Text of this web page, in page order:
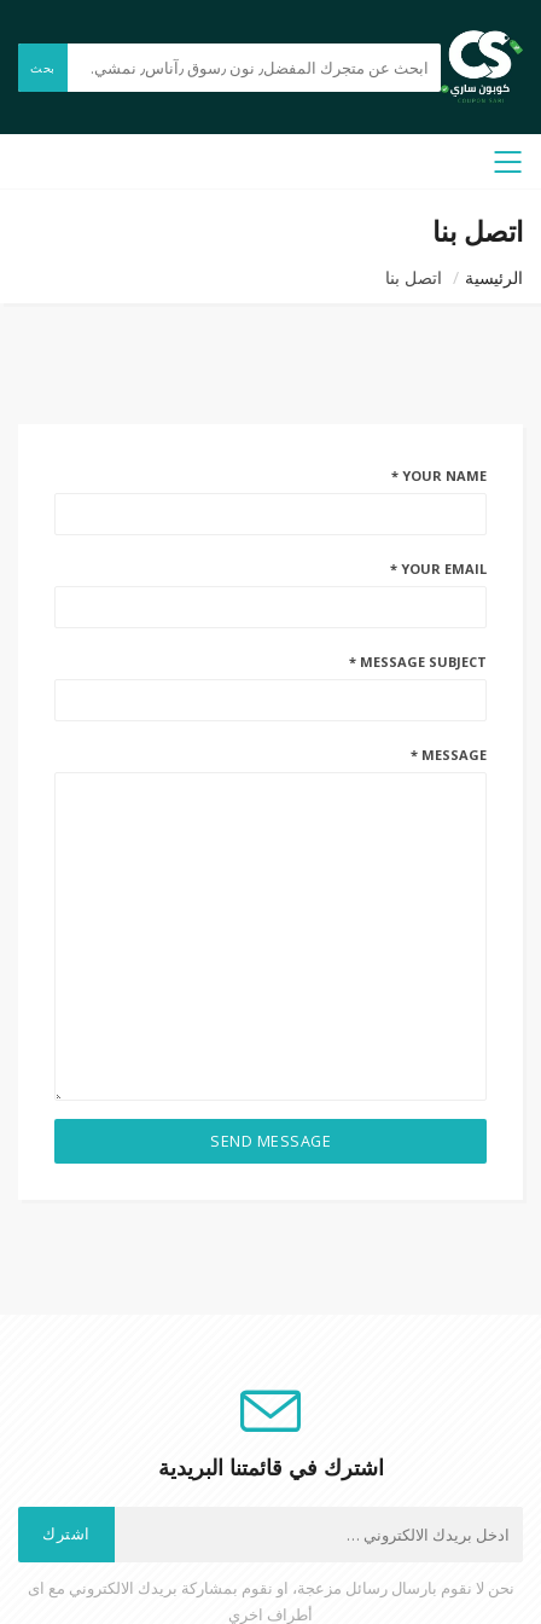
بحث
اتصل بنا
الرئيسية اتصل بنا
YOUR NAME *
YOUR EMAIL *
MESSAGE SUBJECT *
MESSAGE *
SEND MESSAGE
اشترك في قائمتنا البريدية
اشترك
نحن لا نقوم بارسال رسائل مزعجة، او نقوم بمشاركة بريدك الالكتروني مع اى
أطراف اخري